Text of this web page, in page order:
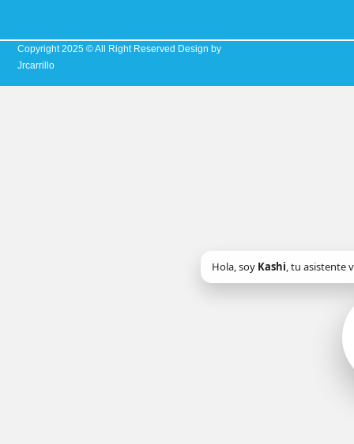
Hola, soy Kashi, tu asistente
Copyright 2025 © All Right Reserved Design by
Jrcarrillo